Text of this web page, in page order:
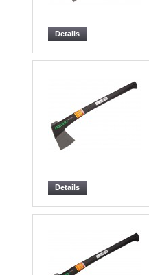
Details
Details